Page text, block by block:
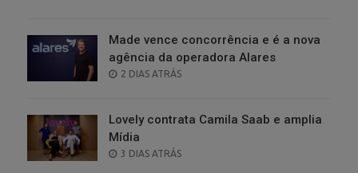
Made vence concorrência e é a nova
agência da operadora Alares
POSTED
2 DIAS ATRÁS
Lovely contrata Camila Saab e amplia
Mídia
POSTED
3 DIAS ATRÁS